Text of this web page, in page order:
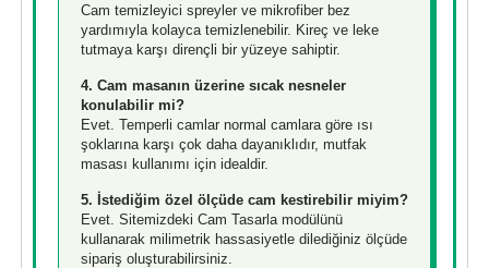
Cam temizleyici spreyler ve mikrofiber bez
yardımıyla kolayca temizlenebilir. Kireç ve leke
tutmaya karşı dirençli bir yüzeye sahiptir.
4. Cam masanın üzerine sıcak nesneler
konulabilir mi?
Evet. Temperli camlar normal camlara göre ısı
şoklarına karşı çok daha dayanıklıdır, mutfak
masası kullanımı için idealdir.
5. İstediğim özel ölçüde cam kestirebilir miyim?
Evet. Sitemizdeki Cam Tasarla modülünü
kullanarak milimetrik hassasiyetle dilediğiniz ölçüde
sipariş oluşturabilirsiniz.